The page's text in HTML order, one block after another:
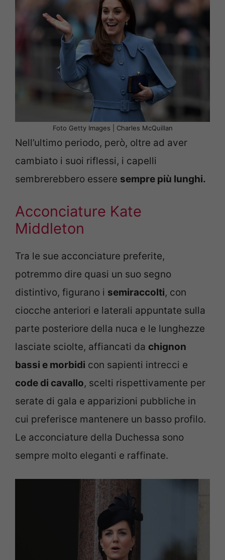
Foto Getty Images | Charles McQuillan
Nell’ultimo periodo, però, oltre ad aver
cambiato i suoi riflessi, i capelli
sembrerebbero essere sempre più lunghi.
Acconciature Kate
Middleton
Tra le sue acconciature preferite,
potremmo dire quasi un suo segno
distintivo, figurano i semiraccolti, con
ciocche anteriori e laterali appuntate sulla
parte posteriore della nuca e le lunghezze
lasciate sciolte, affiancati da chignon
bassi e morbidi con sapienti intrecci e
code di cavallo, scelti rispettivamente per
serate di gala e apparizioni pubbliche in
cui preferisce mantenere un basso profilo.
Le acconciature della Duchessa sono
sempre molto eleganti e raffinate.